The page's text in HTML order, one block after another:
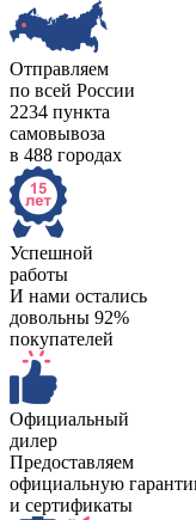
Отправляем
по всей России
2234 пункта
самовывоза
в 488 городах
Успешной
работы
И нами остались
довольны 92%
покупателей
Официальный
дилер
Предоставляем
официальную
и сертификаты